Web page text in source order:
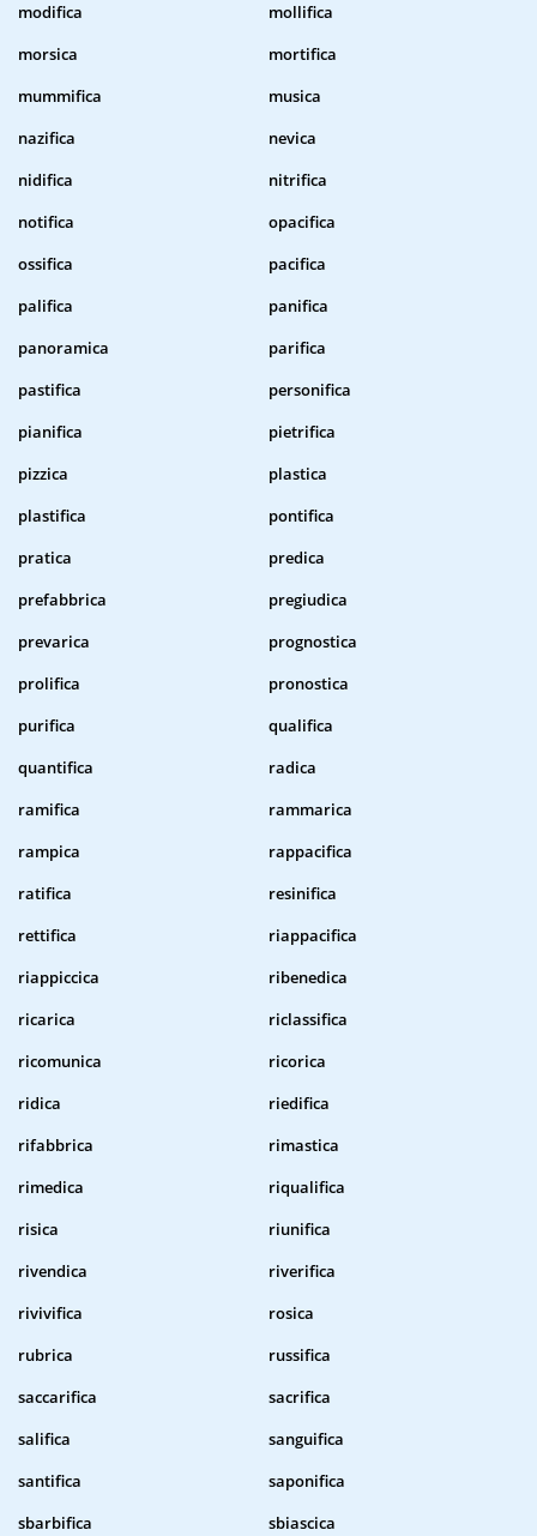
modifica
mollifica
morsica
mortifica
mummifica
musica
nazifica
nevica
nidifica
nitrifica
notifica
opacifica
ossifica
pacifica
palifica
panifica
panoramica
parifica
pastifica
personifica
pianifica
pietrifica
pizzica
plastica
plastifica
pontifica
pratica
predica
prefabbrica
pregiudica
prevarica
prognostica
prolifica
pronostica
purifica
qualifica
quantifica
radica
ramifica
rammarica
rampica
rappacifica
ratifica
resinifica
rettifica
riappacifica
riappiccica
ribenedica
ricarica
riclassifica
ricomunica
ricorica
ridica
riedifica
rifabbrica
rimastica
rimedica
riqualifica
risica
riunifica
rivendica
riverifica
rivivifica
rosica
rubrica
russifica
saccarifica
sacrifica
salifica
sanguifica
santifica
saponifica
sbarbifica
sbiascica